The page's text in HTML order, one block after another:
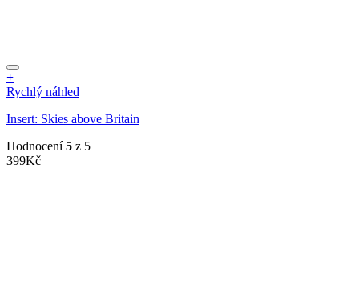
+
Rychlý náhled
Insert: Skies above Britain
Hodnocení5 z 5
399Kč